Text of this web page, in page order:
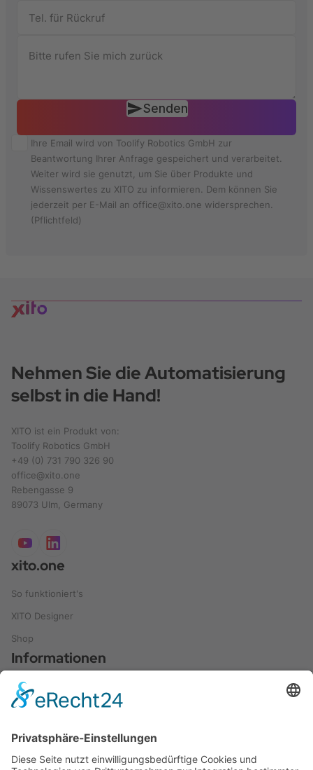
Senden
Ihre Email wird von Toolify Robotics GmbH zur
Beantwortung Ihrer Anfrage gespeichert und verarbeitet.
Weiter wird sie genutzt, um Sie über Produkte und
Wissenswertes zu XITO zu informieren. Dem können Sie
jederzeit per E-Mail an office@xito.one widersprechen.
(Pflichtfeld)
Nehmen Sie die Automatisierung
selbst in die Hand!
XITO ist ein Produkt von:
Toolify Robotics GmbH
+49 (0) 731 790 326 90
office@xito.one
Rebengasse 9
89073 Ulm, Germany
xito.one
So funktioniert's
XITO Designer
Shop
Informationen
Leitfaden und Ratgeber
Referenzen
Videos